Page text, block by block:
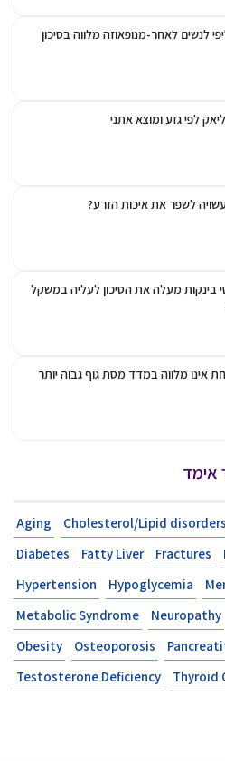
לנשים לאחר-מנופאוזה מלווה בסיכון
לפי גזע ומוצא אתני
לשפר את איכות הזרע?
בינקות מעלה את הסיכון לעליה במשקל
אינו מלווה במדד מסת גוף גבוה יותר
אימד
Aging Cholesterol/Lipid disorders
Diabetes
Fatty Liver Fractures
Hypertension
Hypoglycemia
Metabolic Syndrome
Neuropathy
Obesity
Osteoporosis
Testosterone Deficiency
Thyroid